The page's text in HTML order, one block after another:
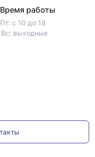
Время работы
с 10 до 18
выходные